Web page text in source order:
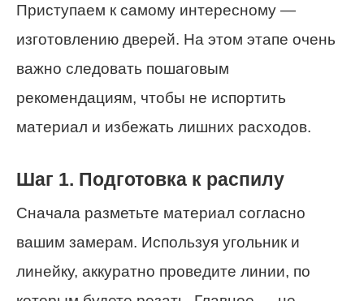
Приступаем к самому интересному —
изготовлению дверей. На этом этапе очень
важно следовать пошаговым
рекомендациям, чтобы не испортить
материал и избежать лишних расходов.
Шаг 1. Подготовка к распилу
Сначала разметьте материал согласно
вашим замерам. Используя угольник и
линейку, аккуратно проведите линии, по